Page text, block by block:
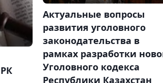
Актуальные вопросы
развития уголовного
законодательства в
рамках разработки
Уголовного кодекса
Республики Казахстан